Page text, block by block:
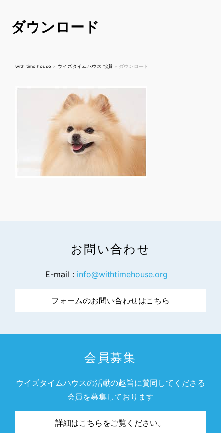
ダウンロード
with time house > ウイズタイムハウス 協賛 > ダウンロード
お問い合わせ
E-mail： info@withtimehouse.org
フォームのお問い合わせはこちら
会員募集
ウイズタイムハウスの活動の趣旨に賛同してくださる
会員を募集しております
詳細はこちらをご覧ください。